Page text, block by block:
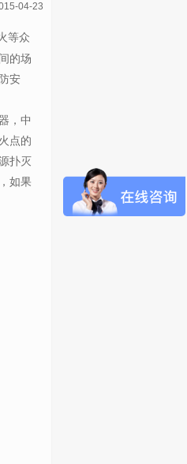
04-23
等众
的场
安
，中
点的
扑灭
如果